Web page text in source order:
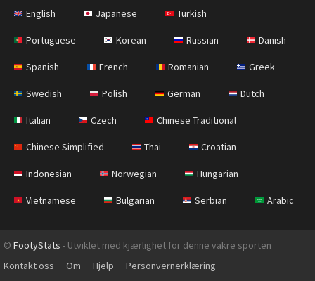
English Japanese Turkish
Portuguese Korean Russian Danish
Spanish French Romanian Greek
Swedish Polish German Dutch
Italian Czech Chinese Traditional
Chinese Simplified Thai Croatian
Indonesian Norwegian Hungarian
Vietnamese Bulgarian Serbian Arabic
© FootyStats - Utviklet med kjærlighet for denne vakre sporten
Kontakt oss
Om Hjelp Personvernerklæring